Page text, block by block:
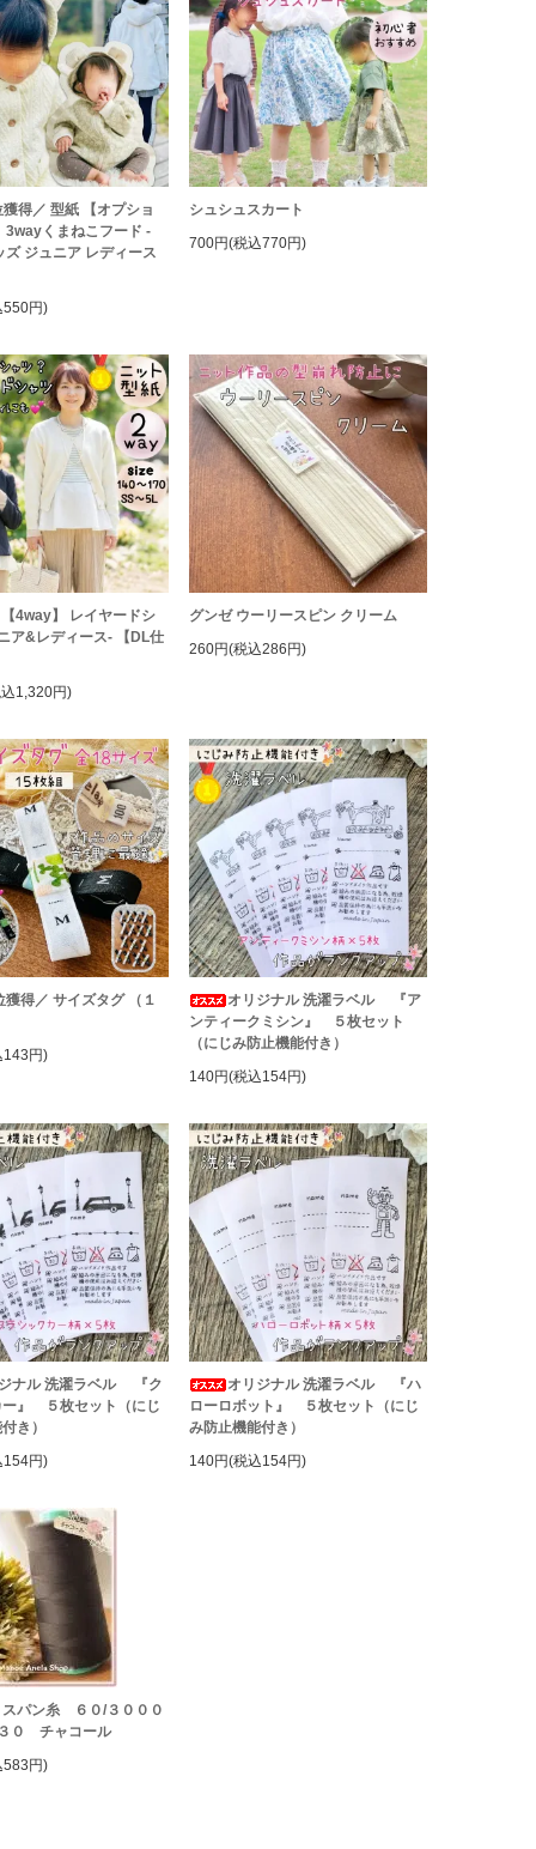
得／ 型紙 【オプショ
3wayくまねこフード -
ズ ジュニア レディース
550円)
シュシュスカート
700円(税込770円)
4way】 レイヤードシ
ア&レディース- 【DL仕
1,320円)
グンゼ ウーリースピン クリーム
260円(税込286円)
獲得／ サイズタグ （１
143円)
オリジナル 洗濯ラベル 『ア
ンティークミシン』 ５枚セット
（にじみ防止機能付き）
140円(税込154円)
ナル 洗濯ラベル 『ク
ー』 ５枚セット（にじ
き）
154円)
オリジナル 洗濯ラベル 『ハ
ローロボット』 ５枚セット（にじ
み防止機能付き）
140円(税込154円)
スパン糸 ６０/３０００
０ チャコール
583円)